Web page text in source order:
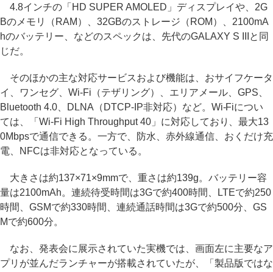
4.8インチの「HD SUPER AMOLED」ディスプレイや、2G
Bのメモリ（RAM）、32GBのストレージ（ROM）、2100mA
hのバッテリー、などのスペックは、先代のGALAXY S IIIと同
じだ。
そのほかの主な対応サービスおよび機能は、おサイフケータ
イ、ワンセグ、Wi-Fi（テザリング）、エリアメール、GPS、
Bluetooth 4.0、DLNA（DTCP-IP非対応）など。Wi-Fiについ
ては、「Wi-Fi High Throughput 40」に対応しており、最大13
0Mbpsで通信できる。一方で、防水、赤外線通信、おくだけ充
電、NFCは非対応となっている。
大きさは約137×71×9mmで、重さは約139g。バッテリー容
量は2100mAh。連続待受時間は3Gで約400時間、LTEで約250
時間、GSMで約330時間、連続通話時間は3Gで約500分、GS
Mで約600分。
なお、発表会に展示されていた実機では、画面左に主要なア
プリが並んだランチャーが搭載されていたが、「製品版ではな